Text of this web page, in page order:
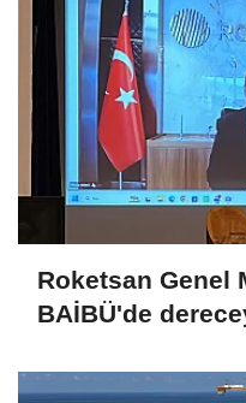
Roketsan Genel
BAİBÜ'de